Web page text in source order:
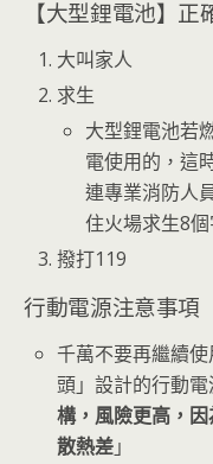
【大型鋰電池】
大叫家人
求生
大型鋰電池若
電使用的，這
連專業消防人
住火場求生8
撥打119
行動電源注意事項
千萬不要再繼續
頭」設計的行動
構，風險更高，
散熱差」